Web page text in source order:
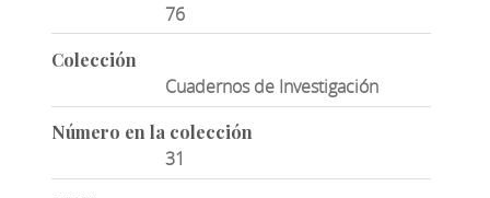
76
Colección
Cuadernos de Investigación
Número en la colección
31